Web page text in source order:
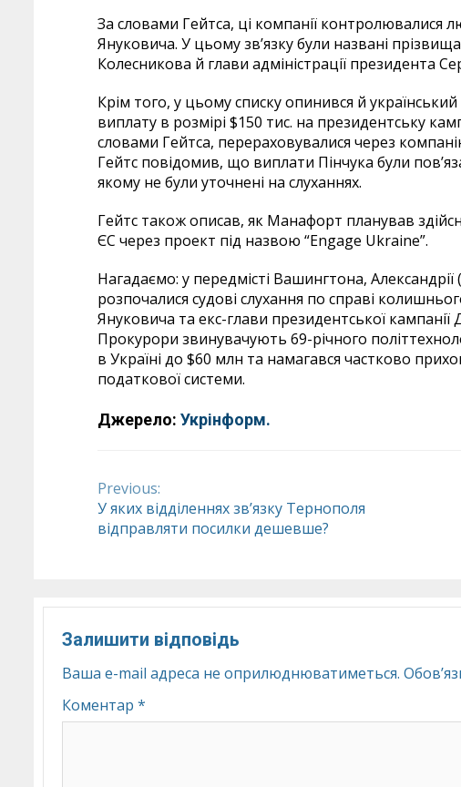
За словами Гейтса, ці компанії контролювалися
Януковича. У цьому зв’язку були названі
Колесникова й глави адміністрації президента
Крім того, у цьому списку опинився й
виплату в розмірі $150 тис. на президентську
словами Гейтса, перераховувалися через
Гейтс повідомив, що виплати Пінчука були
якому не були уточнені на слуханнях.
Гейтс також описав, як Манафорт планував
ЄС через проект під назвою “Engage Ukraine”.
Нагадаємо: у передмісті Вашингтона,
розпочалися судові слухання по справі
Януковича та екс-глави президентської
Прокурори звинувачують 69-річного
в Україні до $60 млн та намагався частково
податкової системи.
Джерело: Укрінформ.
Continue
Reading
Previous:
У яких відділеннях зв’язку Тернополя
відправляти посилки дешевше?
Залишити відповідь
Ваша e-mail адреса не оприлюднюватиметься.
Коментар *